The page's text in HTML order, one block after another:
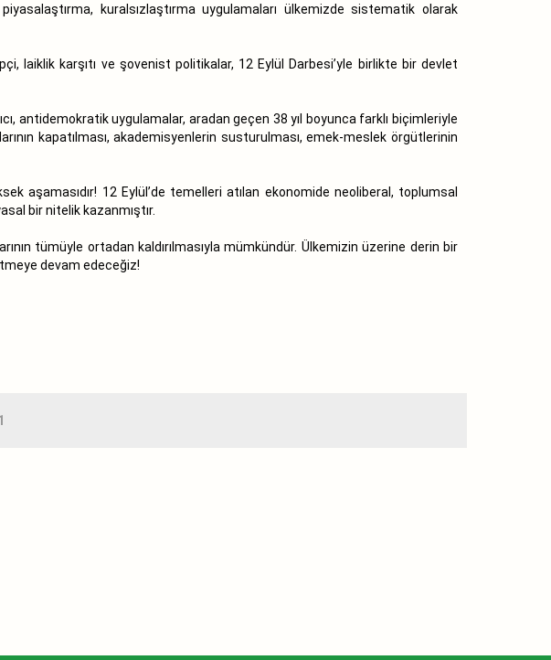
kuralsızlaştırma uygulamaları ülkemizde sistematik olarak
laiklik karşıtı ve şovenist politikalar, 12 Eylül Darbesi’yle birlikte bir devlet
antidemokratik uygulamalar, aradan geçen 38 yıl boyunca farklı biçimleriyle
kapatılması, akademisyenlerin susturulması, emek-meslek örgütlerinin
aşamasıdır! 12 Eylül’de temelleri atılan ekonomide neoliberal, toplumsal
bir nitelik kazanmıştır.
tümüyle ortadan kaldırılmasıyla mümkündür. Ülkemizin üzerine derin bir
devam edeceğiz!